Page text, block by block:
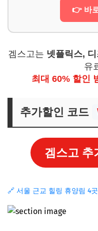
👉 바
겜스고는 넷플릭스,
유
최대 60% 할인
추가할인 코드
겜스고 추
🔗 서울 근교 힐링 휴양림 4